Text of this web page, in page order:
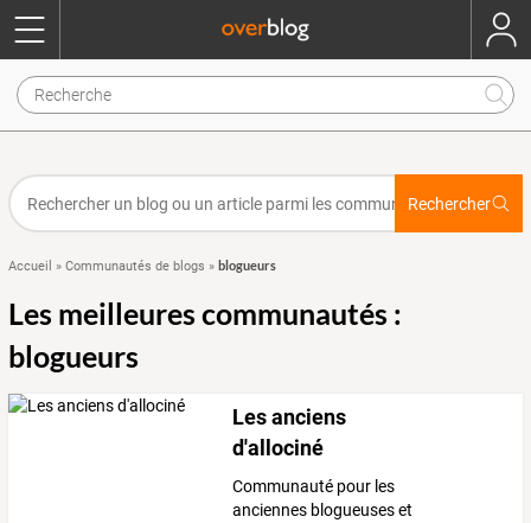
Rechercher
Accueil » Communautés de blogs » blogueurs
Les meilleures communautés :
blogueurs
Les anciens
d'allociné
Communauté pour les
anciennes blogueuses et